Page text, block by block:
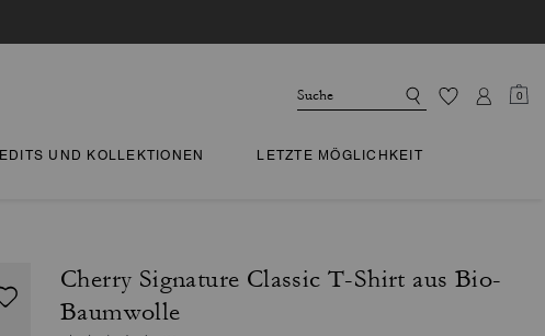
0
EDITS UND KOLLEKTIONEN LETZTE MÖGLICHKEIT
Cherry Signature Classic T-Shirt aus Bio-
Baumwolle